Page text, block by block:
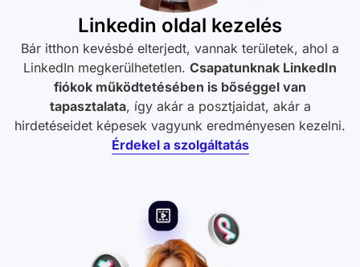
Linkedin oldal kezelés
Bár itthon kevésbé elterjedt, vannak területek, ahol a
LinkedIn megkerülhetetlen. Csapatunknak LinkedIn
fiókok működtetésében is bőséggel van
tapasztalata, így akár a posztjaidat, akár a
hirdetéseidet képesek vagyunk eredményesen kezelni.
Érdekel a szolgáltatás